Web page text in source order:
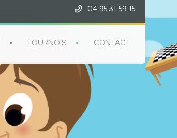
04 95 31 59 15
TOURNOIS CONTACT